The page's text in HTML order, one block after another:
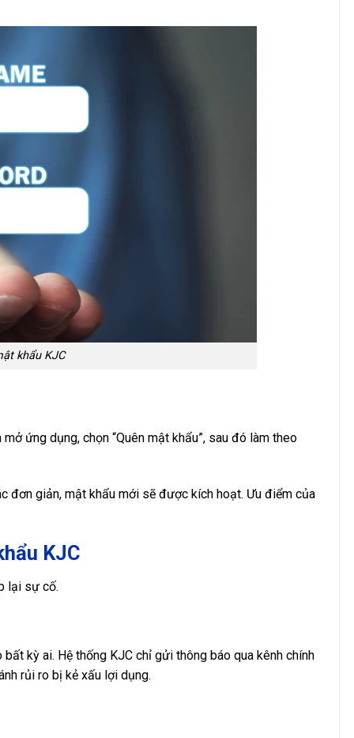
khẩu KJC
ứng dụng, chọn “Quên mật khẩu”, sau đó làm theo
đơn giản, mật khẩu mới sẽ được kích hoạt. Ưu điểm của
KJC
lại sự cố.
kỳ ai. Hệ thống KJC chỉ gửi thông báo qua kênh chính
rủi ro bị kẻ xấu lợi dụng.